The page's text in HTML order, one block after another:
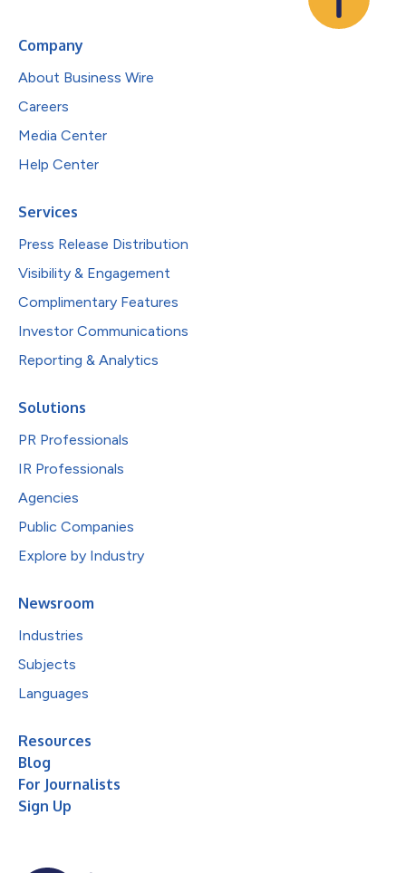
Company
About Business Wire
Careers
Media Center
Help Center
Services
Press Release Distribution
Visibility & Engagement
Complimentary Features
Investor Communications
Reporting & Analytics
Solutions
PR Professionals
IR Professionals
Agencies
Public Companies
Explore by Industry
Newsroom
Industries
Subjects
Languages
Resources
Blog
For Journalists
Sign Up